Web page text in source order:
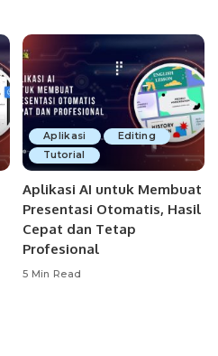
Aplikasi
Editing
Tutorial
Aplikasi AI untuk Membuat
Presentasi Otomatis, Hasil
Cepat dan Tetap
Profesional
5 Min Read